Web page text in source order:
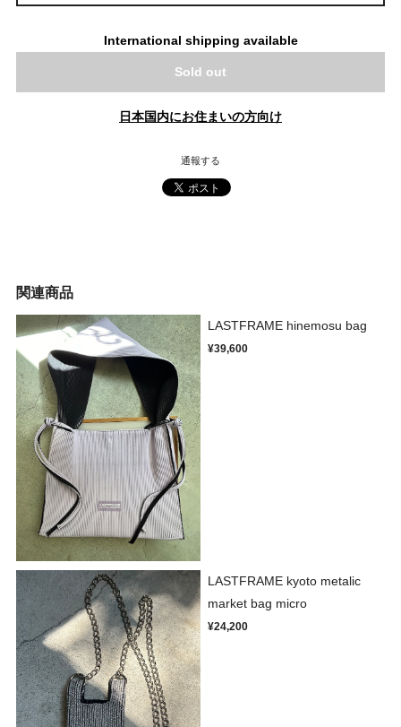
International shipping available
Sold out
日本国内にお住まいの方向け
通報する
関連商品
LASTFRAME hinemosu bag
¥39,600
LASTFRAME kyoto metalic
market bag micro
¥24,200